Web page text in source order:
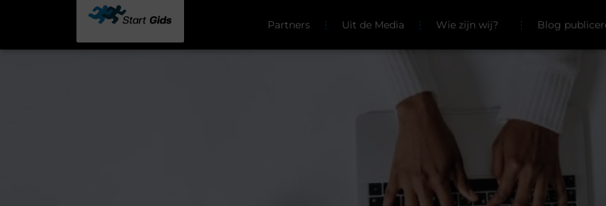
Partners Uit de Media Wie zijn wij? Blog